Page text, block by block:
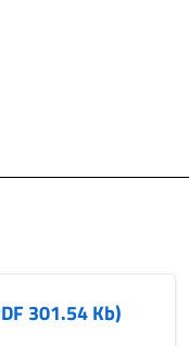
301.54 Kb)